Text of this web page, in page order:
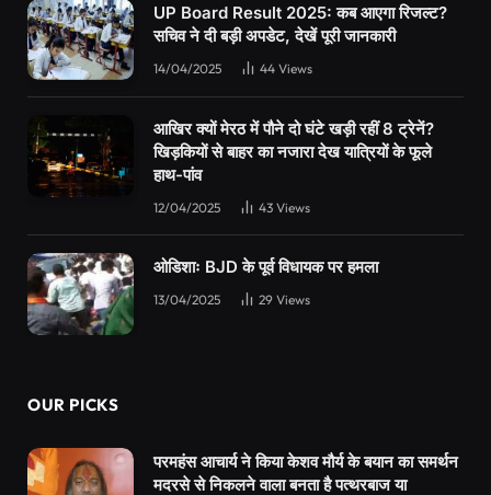
UP Board Result 2025: कब आएगा रिजल्ट?
सचिव ने दी बड़ी अपडेट, देखें पूरी जानकारी
14/04/2025 44 Views
आखिर क्यों मेरठ में पौने दो घंटे खड़ी रहीं 8 ट्रेनें?
खिड़कियों से बाहर का नजारा देख यात्रियों के फूले
हाथ-पांव
12/04/2025 43 Views
ओडिशाः BJD के पूर्व विधायक पर हमला
13/04/2025 29 Views
OUR PICKS
परमहंस आचार्य ने किया केशव मौर्य के बयान का समर्थन
मदरसे से निकलने वाला बनता है पत्थरबाज या